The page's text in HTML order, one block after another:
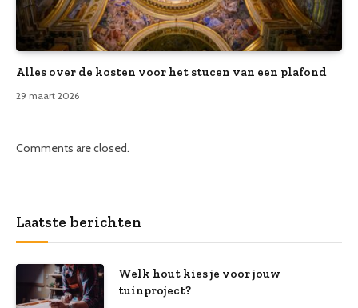
Alles over de kosten voor het stucen van een plafond
29 maart 2026
Comments are closed.
Laatste berichten
Welk hout kies je voor jouw
tuinproject?